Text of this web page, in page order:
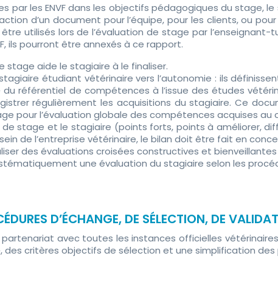
par les ENVF dans les objectifs pédagogiques du stage,
d’un document pour l’équipe, pour les clients, ou
utilisés lors de l’évaluation de stage par
ils pourront être annexés à ce rapport.
stage aide le stagiaire à le finaliser.
étudiant vétérinaire vers l’autonomie : ils
référentiel de compétences à l’issue des études
régulièrement les acquisitions du stagiaire. Ce
pour l’évaluation globale des compétences acquises au
stage et le stagiaire (points forts, points à améliorer,
de l’entreprise vétérinaire, le bilan doit être fait en
des évaluations croisées constructives et
une évaluation du stagiaire selon les
D’ÉCHANGE, DE SÉLECTION, DE
avec toutes les instances officielles
des critères objectifs de sélection et une simplification